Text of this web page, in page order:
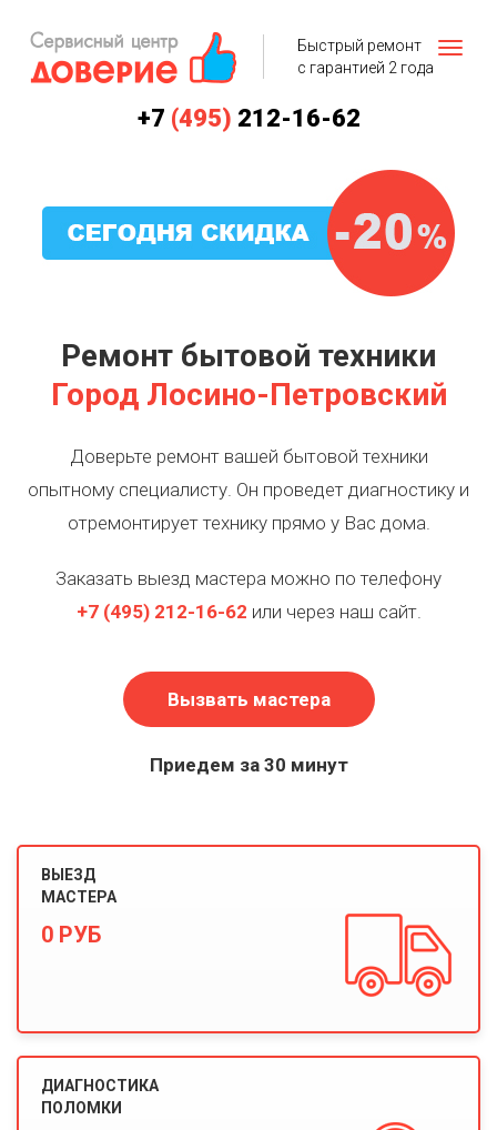
Быстрый ремонт
с гарантией 2 года
+7 (495) 212-16-62
Ремонт бытовой техники
Город Лосино-Петровский
Доверьте ремонт вашей бытовой техники
опытному специалисту. Он проведет диагностику и
отремонтирует технику прямо у Вас дома.
Заказать выезд мастера можно по телефону
+7 (495)212-16-62 или через наш сайт.
Вызвать мастера
Приедем за 30 минут
ВЫЕЗД
МАСТЕРА
0 РУБ
ДИАГНОСТИКА
ПОЛОМКИ